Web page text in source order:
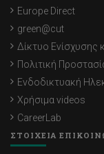
Europe Direct
green@cut
Δίκτυο Ενίσχυσης
Πολιτική
Ενδοδικτυακή
Χρήσιμα videos
CareerLab
ΣΤΟΙΧΕΙΑ